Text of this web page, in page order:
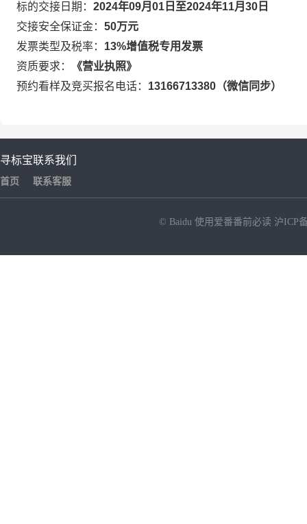
标的交接日期： 2024年09月 01 日至2024年11月 30 日
交接安全保证金： 50万元
发票类型及税率： 13%增值税专用发票
资质要求：
《营业执照》
预约看样及竞买报名电话： 13166713380 （微信同步）
寻标宝
首页
联系我们
联系客服
© Baidu 使用爱番番前必读 沪ICP